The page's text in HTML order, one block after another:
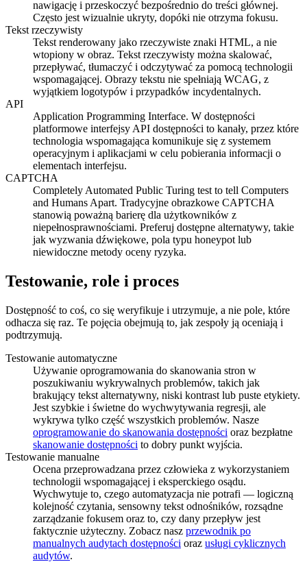
nawigację i przeskoczyć bezpośrednio do treści głównej.
Często jest wizualnie ukryty, dopóki nie otrzyma fokusu.
Tekst rzeczywisty
Tekst renderowany jako rzeczywiste znaki HTML, a nie
wtopiony w obraz. Tekst rzeczywisty można skalować,
przepływać, tłumaczyć i odczytywać za pomocą technologii
wspomagającej. Obrazy tekstu nie spełniają WCAG, z
wyjątkiem logotypów i przypadków incydentalnych.
API
Application Programming Interface. W dostępności
platformowe interfejsy API dostępności to kanały, przez które
technologia wspomagająca komunikuje się z systemem
operacyjnym i aplikacjami w celu pobierania informacji o
elementach interfejsu.
CAPTCHA
Completely Automated Public Turing test to tell Computers
and Humans Apart. Tradycyjne obrazkowe CAPTCHA
stanowią poważną barierę dla użytkowników z
niepełnosprawnościami. Preferuj dostępne alternatywy, takie
jak wyzwania dźwiękowe, pola typu honeypot lub
niewidoczne metody oceny ryzyka.
Testowanie, role i proces
Dostępność to coś, co się weryfikuje i utrzymuje, a nie pole, które
odhacza się raz. Te pojęcia obejmują to, jak zespoły ją oceniają i
podtrzymują.
Testowanie automatyczne
Używanie oprogramowania do skanowania stron w
poszukiwaniu wykrywalnych problemów, takich jak
brakujący tekst alternatywny, niski kontrast lub puste etykiety.
Jest szybkie i świetne do wychwytywania regresji, ale
wykrywa tylko część wszystkich problemów. Nasze
oprogramowanie do skanowania dostępności oraz bezpłatne
skanowanie dostępności to dobry punkt wyjścia.
Testowanie manualne
Ocena przeprowadzana przez człowieka z wykorzystaniem
technologii wspomagającej i eksperckiego osądu.
Wychwytuje to, czego automatyzacja nie potrafi — logiczną
kolejność czytania, sensowny tekst odnośników, rozsądne
zarządzanie fokusem oraz to, czy dany przepływ jest
faktycznie użyteczny. Zobacz nasz przewodnik po
manualnych audytach dostępności oraz usługi cyklicznych
audytów.